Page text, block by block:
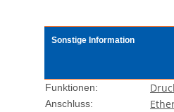
Sonstige Information
Funktionen:
Anschluss: